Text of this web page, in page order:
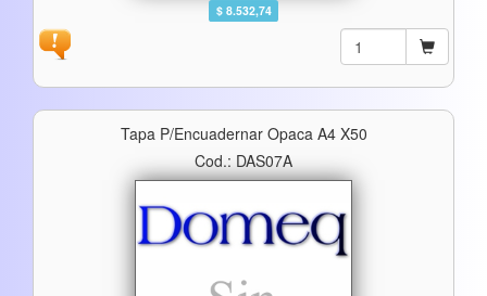
$ 8.532,74
Tapa P/encuadernar Opaca A4 X50
Cod.: DAS07A